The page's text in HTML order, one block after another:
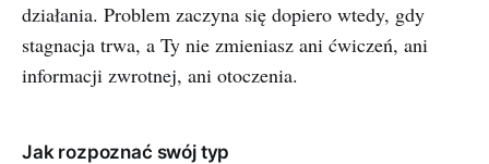
działania. Problem zaczyna się dopiero wtedy, gdy
stagnacja trwa, a Ty nie zmieniasz ani ćwiczeń, ani
informacji zwrotnej, ani otoczenia.
Jak rozpoznać swój typ